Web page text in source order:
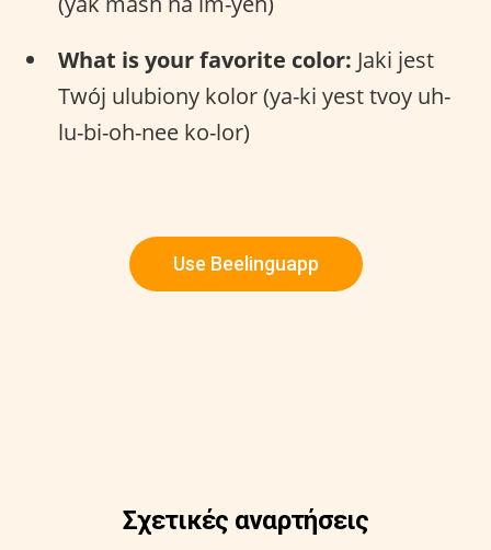
What is your favorite color: Jaki jest
Twój ulubiony kolor (ya-ki yest tvoy uh-
lu-bi-oh-nee ko-lor)
Use Beelinguapp
Σχετικές αναρτήσεις